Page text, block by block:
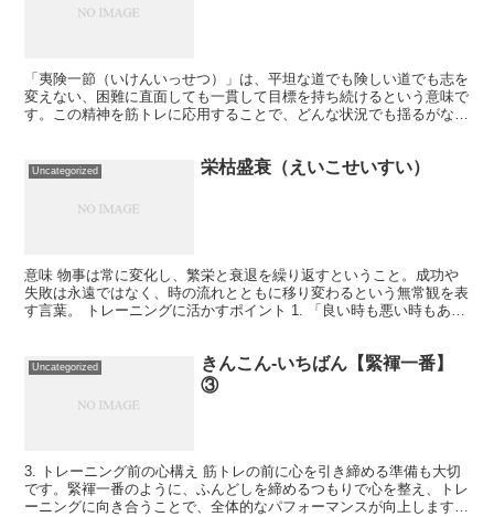
「夷険一節（いけんいっせつ）」は、平坦な道でも険しい道でも志を
変えない、困難に直面しても一貫して目標を持ち続けるという意味で
す。この精神を筋トレに応用することで、どんな状況でも揺るがない
Uncategorized 栄枯盛衰（えいこせいすい）
意味 物事は常に変化し、繁栄と衰退を繰り返すということ。成功や
失敗は永遠ではなく、時の流れとともに移り変わるという無常観を表
す言葉。 トレーニングに活かすポイント 1. 「良い時も悪い時もあ
Uncategorized
きんこん-いちばん【緊褌一番】
③
3. トレーニング前の心構え 筋トレの前に心を引き締める準備も大切
です。緊褌一番のように、ふんどしを締めるつもりで心を整え、トレ
ーニングに向き合うことで、全体的なパフォーマンスが向上します。